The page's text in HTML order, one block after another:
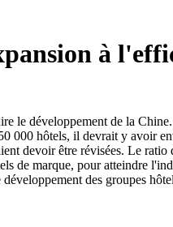
à
le développement de la
000 hôtels, il devrait y avoir
devoir être révisées. Le
marque, pour atteindre
des groupes